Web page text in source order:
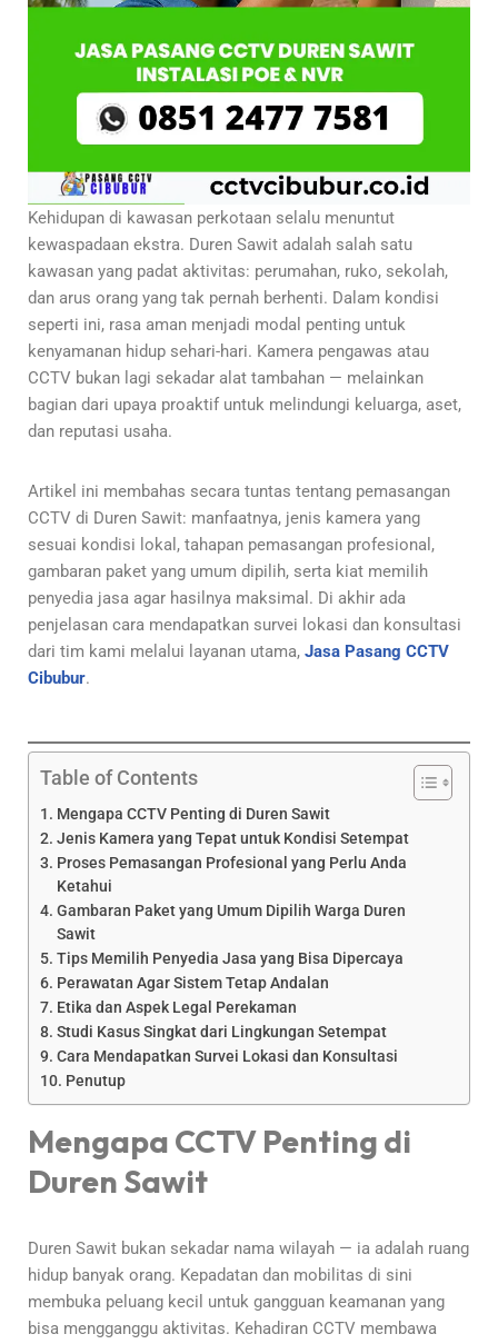
Kehidupan di kawasan perkotaan selalu menuntut
kewaspadaan ekstra. Duren Sawit adalah salah satu
kawasan yang padat aktivitas: perumahan, ruko, sekolah,
dan arus orang yang tak pernah berhenti. Dalam kondisi
seperti ini, rasa aman menjadi modal penting untuk
kenyamanan hidup sehari-hari. Kamera pengawas atau
CCTV bukan lagi sekadar alat tambahan — melainkan
bagian dari upaya proaktif untuk melindungi keluarga, aset,
dan reputasi usaha.
Artikel ini membahas secara tuntas tentang pemasangan
CCTV di Duren Sawit: manfaatnya, jenis kamera yang
sesuai kondisi lokal, tahapan pemasangan profesional,
gambaran paket yang umum dipilih, serta kiat memilih
penyedia jasa agar hasilnya maksimal. Di akhir ada
penjelasan cara mendapatkan survei lokasi dan konsultasi
dari tim kami melalui layanan utama, Jasa Pasang CCTV
Cibubur.
Table of Contents
Mengapa CCTV Penting di Duren Sawit
Jenis Kamera yang Tepat untuk Kondisi Setempat
Proses Pemasangan Profesional yang Perlu Anda
Ketahui
Gambaran Paket yang Umum Dipilih Warga Duren
Sawit
Tips Memilih Penyedia Jasa yang Bisa Dipercaya
Perawatan Agar Sistem Tetap Andalan
Etika dan Aspek Legal Perekaman
Studi Kasus Singkat dari Lingkungan Setempat
Cara Mendapatkan Survei Lokasi dan Konsultasi
Penutup
Mengapa CCTV Penting di
Duren Sawit
Duren Sawit bukan sekadar nama wilayah — ia adalah ruang
hidup banyak orang. Kepadatan dan mobilitas di sini
membuka peluang kecil untuk gangguan keamanan yang
bisa mengganggu aktivitas. Kehadiran CCTV membawa